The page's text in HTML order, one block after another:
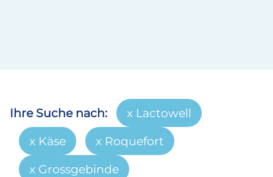
Ihre Suche nach:
Lactowell
Käse
Roquefort
Grossgebinde